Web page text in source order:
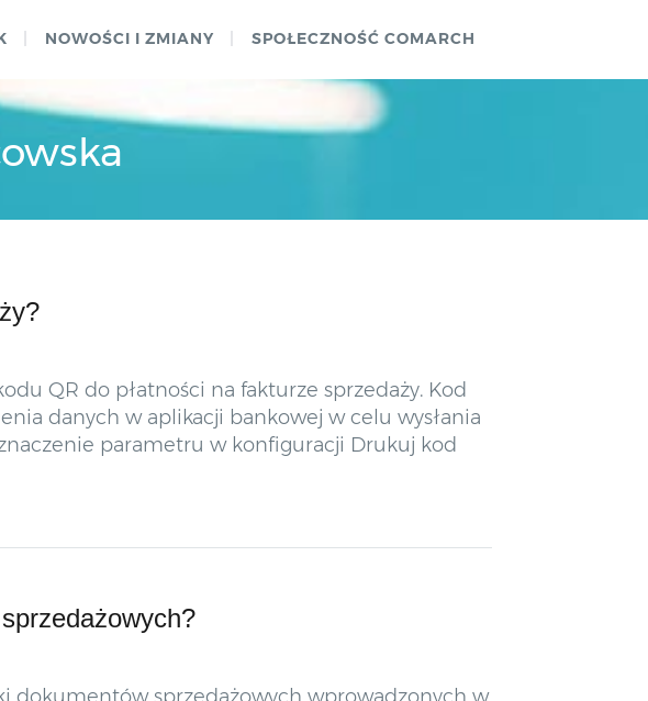
NOWOŚCI I ZMIANY SPOŁECZNOŚĆ COMARCH
QR do płatności na fakturze sprzedaży. Kod
danych w aplikacji bankowej w celu wysłania
parametru w konfiguracji Drukuj kod